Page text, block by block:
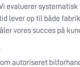
evaluerer
lever op til både
vores succes på
autoriseret